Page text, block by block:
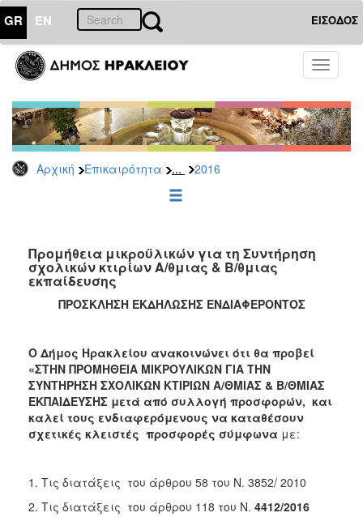
GR EN ΕΙΣΟΔΟΣ
Toggle
Αρχική Επικαιρότητα ... 2016
ΕΠΙΚΑΙΡΟΤΗΤΑ
-
Δημοπρασίες
Αρχείο
2026
2022
2018
2017
2016
2015
Προμήθεια μικροϋλικών για τη Συντήρηση
σχολικών κτιρίων A/θμιας & Β/θμιας
εκπαίδευσης
ΠΡΟΣΚΛΗΣΗ ΕΚΔΗΛΩΣΗΣ ΕΝΔΙΑΦΕΡΟΝΤΟΣ
Ο Δήμος Ηρακλείου ανακοινώνει ότι θα προβεί
«ΣΤΗΝ ΠΡΟΜΗΘΕΙΑ MΙΚΡΟΥΛΙΚΩΝ ΓΙΑ ΤΗΝ
ΣΥΝΤΗΡΗΣΗ ΣΧΟΛΙΚΩΝ ΚΤΙΡΙΩΝ A/ΘΜΙΑΣ & Β/ΘΜΙΑΣ
ΕΚΠΑΙΔΕΥΣΗΣ μετά από συλλογή προσφορών, και
καλεί τους ενδιαφερόμενους να καταθέσουν
σχετικές κλειστές προσφορές σύμφωνα με:
1. Τις διατάξεις του άρθρου 58 του Ν. 3852/ 2010
2. Τις διατάξεις του άρθρου 118 του Ν. 4412/2016